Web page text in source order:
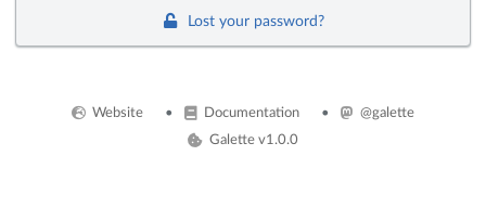
Lost your password?
Website Documentation
@galette
Galette v1.0.0